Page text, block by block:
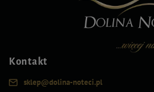
Kontakt
sklep@dolina-noteci.pl